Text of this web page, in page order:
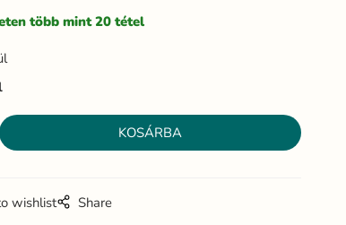
több mint 20 tétel
wishlist Share